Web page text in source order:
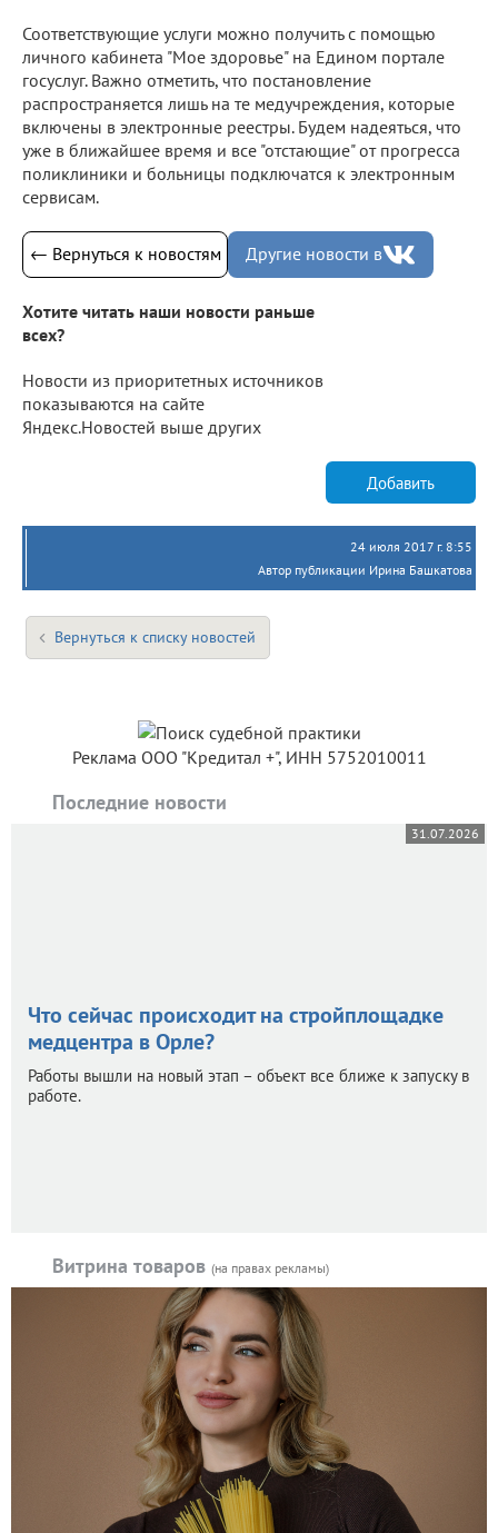
Соответствующие услуги можно получить с помощью
личного кабинета "Мое здоровье" на Едином портале
госуслуг. Важно отметить, что постановление
распространяется лишь на те медучреждения, которые
включены в электронные реестры. Будем надеяться, что
уже в ближайшее время и все "отстающие" от прогресса
поликлиники и больницы подключатся к электронным
сервисам.
← Вернуться к новостям Другие новости в
Хотите читать наши новости раньше
всех?
Новости из приоритетных источников
показываются на сайте
Яндекс.Новостей выше других
Добавить
24 июля 2017 г. 8:55
Автор публикации Ирина Башкатова
Вернуться к списку новостей
Реклама ООО "Кредитал +", ИНН 5752010011
Последние новости
31.07.2026
Что сейчас происходит на стройплощадке
медцентра в Орле?
Работы вышли на новый этап – объект все ближе к запуску в
работе.
Витрина товаров (на правах рекламы)